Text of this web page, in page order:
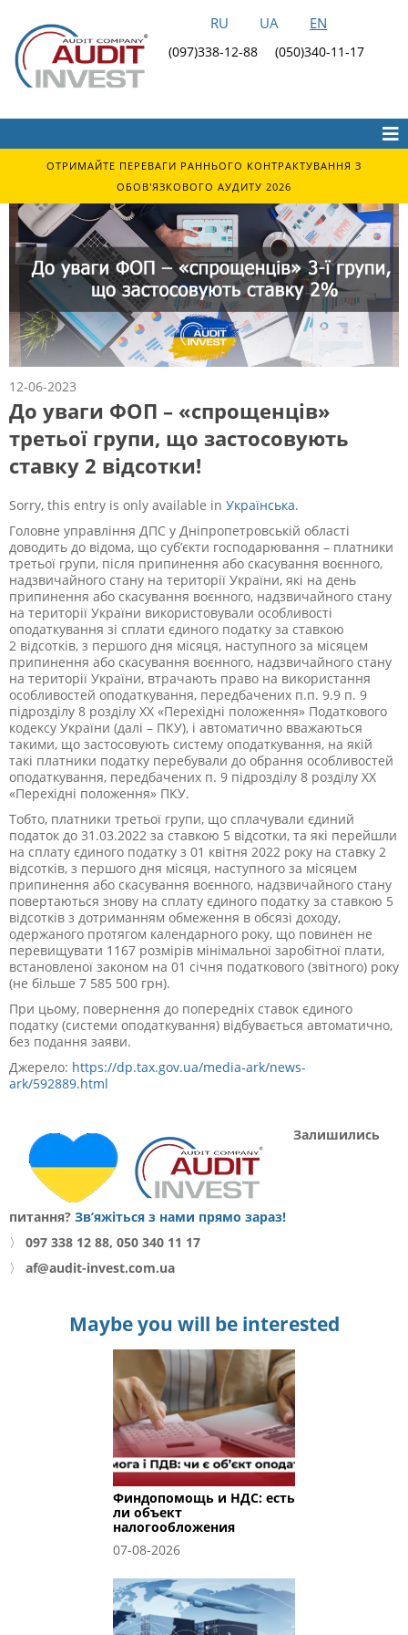
RU UA EN
(097)338-12-88 (050)340-11-17
ОТРИМАЙТЕ ПЕРЕВАГИ РАННЬОГО КОНТРАКТУВАННЯ З
ОБОВ'ЯЗКОВОГО АУДИТУ 2026
12-06-2023
До уваги ФОП – «спрощенців»
третьої групи, що застосовують
ставку 2 відсотки!
Sorry, this entry is only available in Українська.
Головне управління ДПС у Дніпропетровській області
доводить до відома, що суб’єкти господарювання – платники
третьої групи, після припинення або скасування воєнного,
надзвичайного стану на території України, які на день
припинення або скасування воєнного, надзвичайного стану
на території України використовували особливості
оподаткування зі сплати єдиного податку за ставкою
2 відсотків, з першого дня місяця, наступного за місяцем
припинення або скасування воєнного, надзвичайного стану
на території України, втрачають право на використання
особливостей оподаткування, передбачених п.п. 9.9 п. 9
підрозділу 8 розділу ХХ «Перехідні положення» Податкового
кодексу України (далі – ПКУ), і автоматично вважаються
такими, що застосовують систему оподаткування, на якій
такі платники податку перебували до обрання особливостей
оподаткування, передбачених п. 9 підрозділу 8 розділу ХХ
«Перехідні положення» ПКУ.
Тобто, платники третьої групи, що сплачували єдиний
податок до 31.03.2022 за ставкою 5 відсотки, та які перейшли
на сплату єдиного податку з 01 квітня 2022 року на ставку 2
відсотків, з першого дня місяця, наступного за місяцем
припинення або скасування воєнного, надзвичайного стану
повертаються знову на сплату єдиного податку за ставкою 5
відсотків з дотриманням обмеження в обсязі доходу,
одержаного протягом календарного року, що повинен не
перевищувати 1167 розмірів мінімальної заробітної плати,
встановленої законом на 01 січня податкового (звітного) року
(не більше 7 585 500 грн).
При цьому, повернення до попередніх ставок єдиного
податку (системи оподаткування) відбувається автоматично,
без подання заяви.
Джерело: https://dp.tax.gov.ua/media-ark/news-
ark/592889.html
Залишились
питання? Зв’яжіться з нами прямо зараз!
〉
097 338 12 88, 050 340 11 17
〉
af@audit-invest.com.ua
Maybe you will be interested
Финдопомощь и НДС: есть
ли объект
налогообложения
07-08-2026